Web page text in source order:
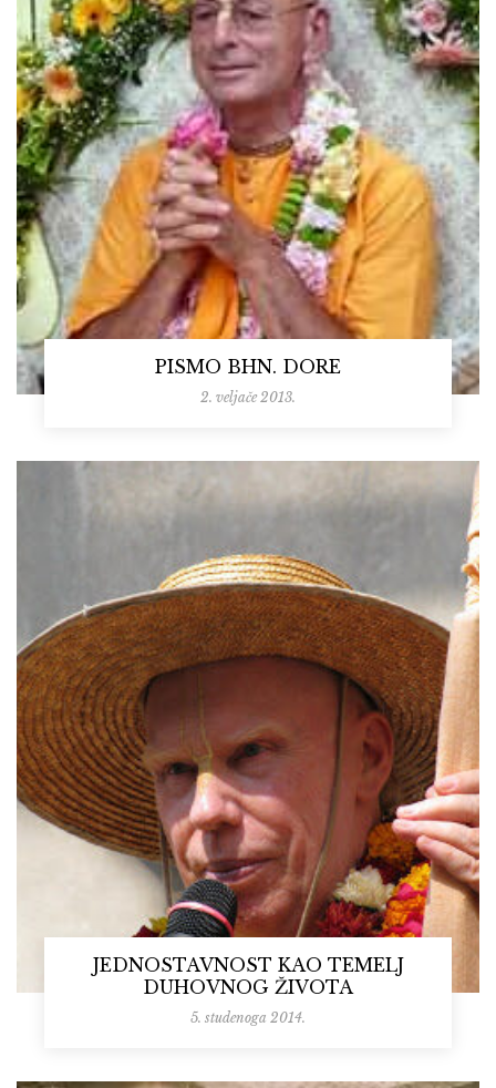
PISMO BHN. DORE
2. veljače 2013.
JEDNOSTAVNOST KAO TEMELJ
DUHOVNOG ŽIVOTA
5. studenoga 2014.